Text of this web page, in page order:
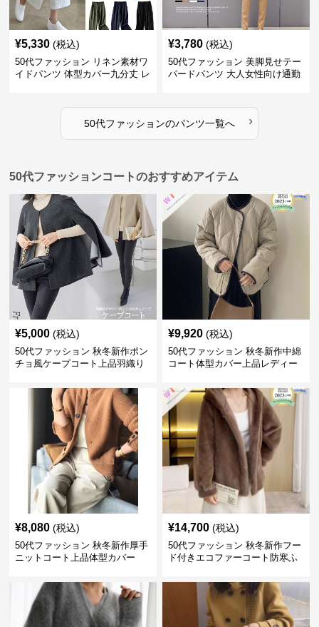
¥5,330 (税込)
50代ファッション リネン素材ワ
イドパンツ 体型カバー九分丈 レ
¥3,780 (税込)
50代ファッション 美脚見せテー
パードパンツ 大人女性向け通勤
50代ファッションのパンツ一覧へ ›
50代ファッションコートのおすすめアイテム
¥5,000 (税込)
50代ファッション 秋冬新作ポン
チョ風ケープコート上品羽織り
¥9,920 (税込)
50代ファッション 秋冬新作中綿
コート体型カバー上品レディー
¥8,080 (税込)
50代ファッション 秋冬新作厚手
ニットコート上品体型カバー
¥14,700 (税込)
50代ファッション 秋冬新作フー
ド付きエコファーコート防寒ふ